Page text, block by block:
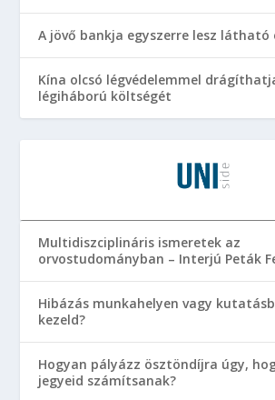
A jövő bankja egyszerre lesz
Kína olcsó légvédelemmel
légiháború költségét
Multidiszciplináris ismeretek az
orvostudományban – Interjú Peták
Hibázás munkahelyen vagy
kezeld?
Hogyan pályázz ösztöndíjra úgy,
jegyeid számítsanak?